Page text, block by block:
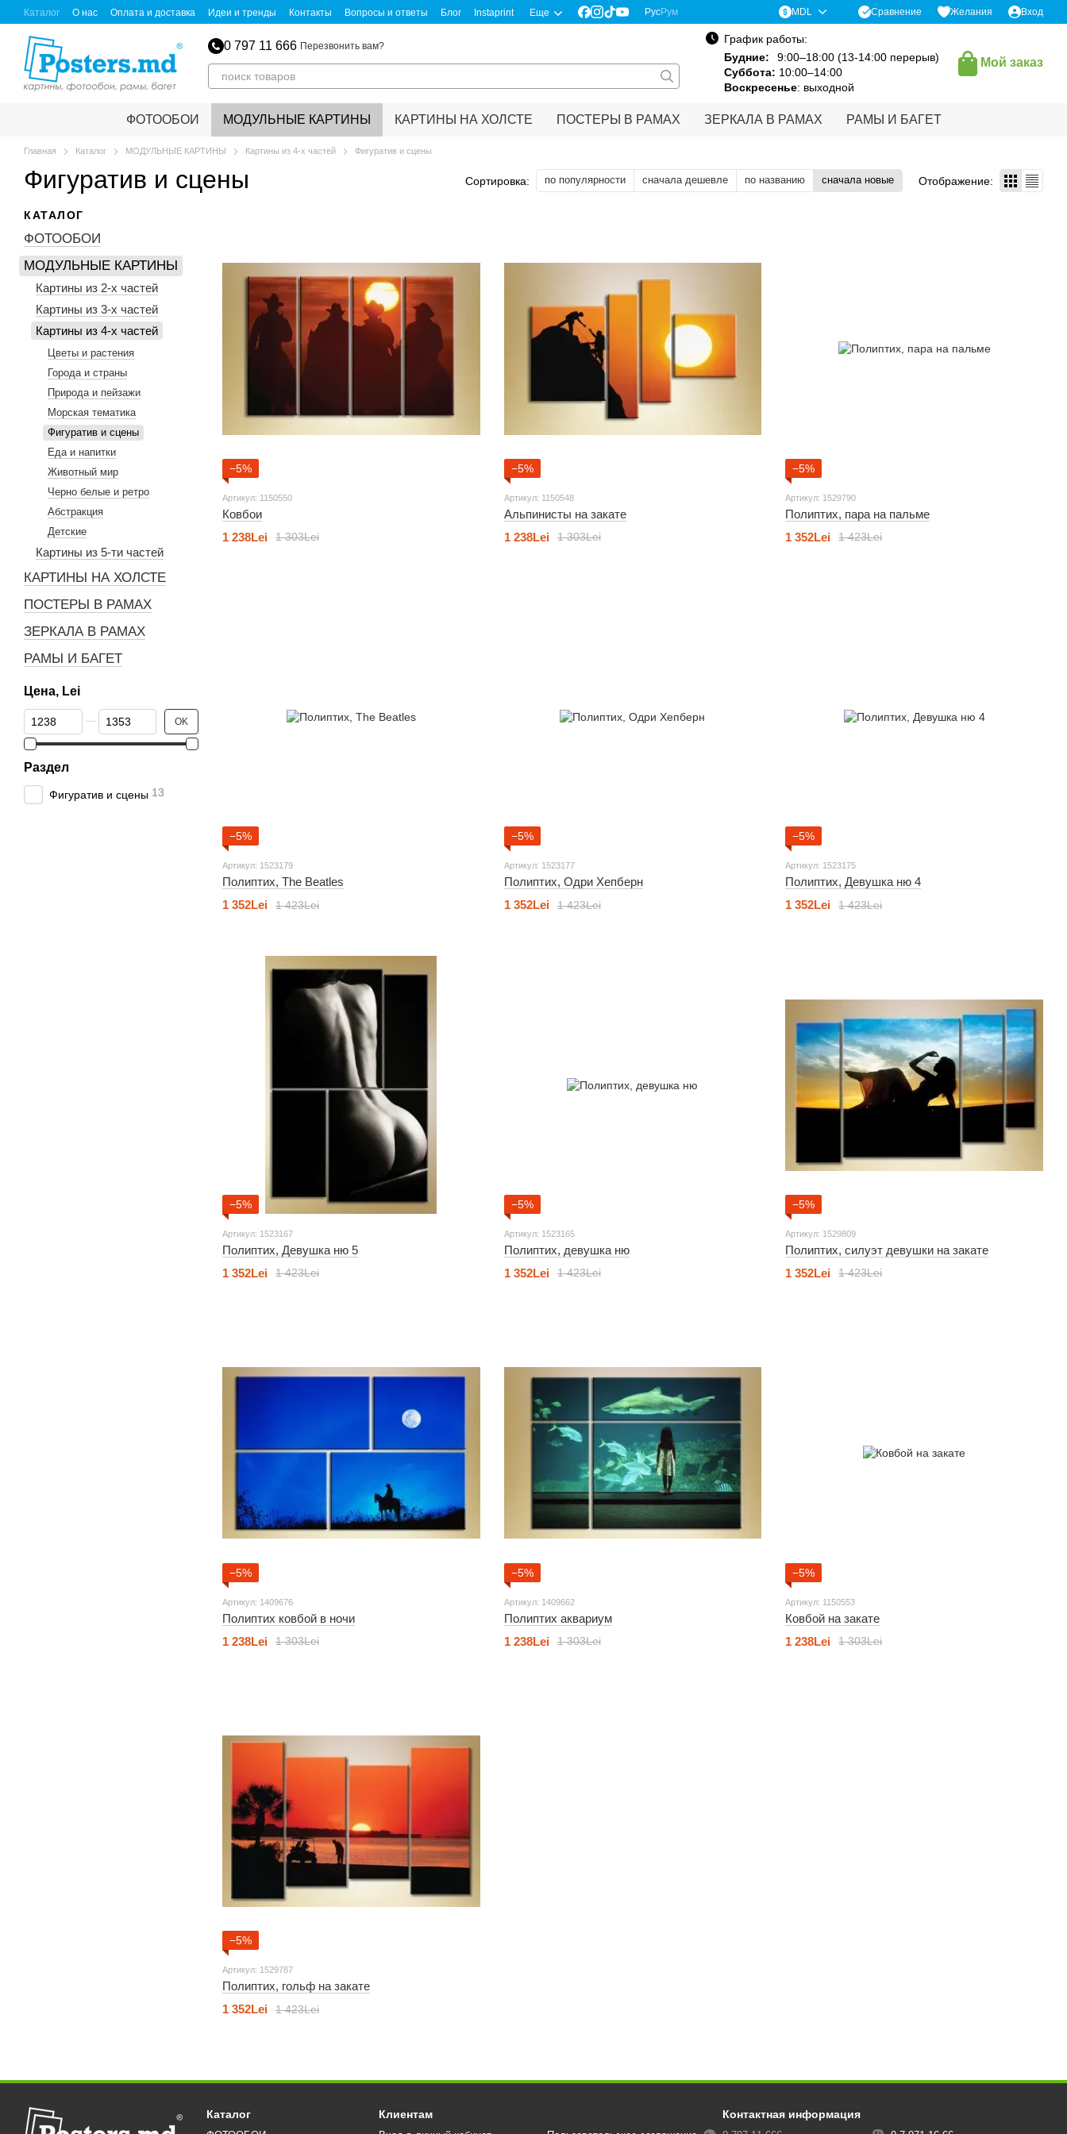
Перейти к основному контенту
Каталог О нас Оплата и доставка Идеи и тренды Контакты Вопросы и ответы Блог Instaprint Еще РусРум MDL Сравнение Желания Вход
0 797 11 666 Перезвонить вам?
График работы:
Будние:
9:00–18:00 (13-14:00 перерыв)
Суббота: 10:00–14:00
Воскресенье: выходной
Мой заказ
ФОТООБОИ МОДУЛЬНЫЕ КАРТИНЫ КАРТИНЫ НА ХОЛСТЕ ПОСТЕРЫ В РАМАХ ЗЕРКАЛА В РАМАХ РАМЫ И БАГЕТ
Главная Каталог МОДУЛЬНЫЕ КАРТИНЫ Картины из 4-х частей Фигуратив и сцены
Фигуратив и сцены Сортировка: по популярности сначала дешевле по названию сначала новые Отображение:
−5%
Артикул: 1150550
Ковбои
1 303Lei
1 238Lei
−5%
Артикул: 1150548
Альпинисты на закате
1 303Lei
1 238Lei
−5%
Артикул: 1529790
Полиптих, пара на пальме
1 423Lei
1 352Lei
−5%
Артикул: 1523179
Полиптих, The Beatles
1 423Lei
1 352Lei
−5%
Артикул: 1523177
Полиптих, Одри Хепберн
1 423Lei
1 352Lei
−5%
Артикул: 1523175
Полиптих, Девушка ню 4
1 423Lei
1 352Lei
−5%
Артикул: 1523167
Полиптих, Девушка ню 5
1 423Lei
1 352Lei
−5%
Артикул: 1523165
Полиптих, девушка ню
1 423Lei
1 352Lei
−5%
Артикул: 1529809
Полиптих, силуэт девушки на закате
1 423Lei
1 352Lei
−5%
Артикул: 1409676
Полиптих ковбой в ночи
1 303Lei
1 238Lei
−5%
Артикул: 1409662
Полиптих аквариум
1 303Lei
1 238Lei
−5%
Артикул: 1150553
Ковбой на закате
1 303Lei
1 238Lei
−5%
Артикул: 1529787
Полиптих, гольф на закате
1 423Lei
1 352Lei
КАТАЛОГ
ФОТООБОИ
МОДУЛЬНЫЕ КАРТИНЫ
Картины из 2-х частей
Картины из 3-х частей
Картины из 4-х частей
Цветы и растения
Города и страны
Природа и пейзажи
Морская тематика
Фигуратив и сцены
Еда и напитки
Животный мир
Черно белые и ретро
Абстракция
Детские
Картины из 5-ти частей
КАРТИНЫ НА ХОЛСТЕ
ПОСТЕРЫ В РАМАХ
ЗЕРКАЛА В РАМАХ
РАМЫ И БАГЕТ
Цена, Lei
От Цена, Lei
До Цена, Lei OK
Раздел
Фигуратив и сцены 13
Каталог Клиентам Контактная информация